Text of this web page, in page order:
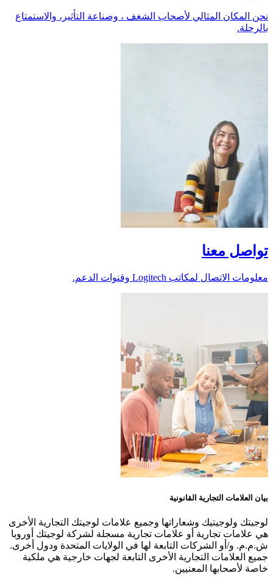
نحن المكان المثالي لأصحاب الشغف ، وصناعة التأثير، والاستمتاع
بالرحلة.
تواصل معنا
معلومات الاتصال لمكاتب Logitech وقنوات الدعم.
بيان العلامات التجارية القانونية
لوجيتك ولوجيتيك وشعاراتها وجميع علامات لوجيتك التجارية الأخرى
هي علامات تجارية أو علامات تجارية مسجلة لشركة لوجيتك أوروبا
ش.م.م. و/أو الشركات التابعة لها في الولايات المتحدة ودول أخرى.
جميع العلامات التجارية الأخرى التابعة لجهات خارجية هي ملكية
خاصة لأصحابها المعنيين.